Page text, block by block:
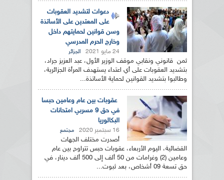
دعوات لتشديد العقوبات
على المعتدين على الأساتذة
وسن قوانين لحمايتهم داخل
وخارج الحرم المدرسي
24 مايو 2021 الجزائر
ثمن قانوني ونقابي موقف الوزير الأول، عبد العزيز جراد،
بتشديد العقوبات على أي اعتداء يستهدف المرأة الجزائرية،
وطالبوا بتشديد القوانين لحماية الأساتذة...
عقوبات بين عام وعامين حبسا
في حق 9 مسربي امتحانات
البكالوريا
16 سبتمبر 2020 مجتمع
أصدرت مختلف الجهات
القضائية، اليوم الأربعاء، عقوبات حبس تتراوح بين عام
وعامين (2) وغرامات من 50 ألف إلى 500 ألف دينار، في
حق تسعة 09 أشخاص، بعد ثبوت...